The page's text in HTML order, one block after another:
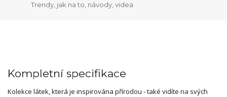
Trendy, jak na to, návody, videa
Kompletní specifikace
Kolekce látek, která je inspirována přírodou - také vidíte na svých